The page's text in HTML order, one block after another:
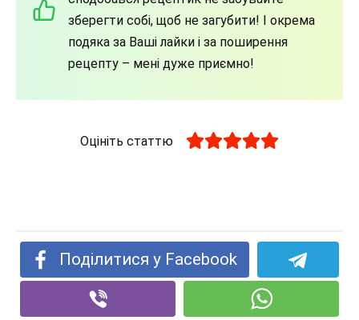
зберегти собі, щоб не загубити! І окрема
подяка за Ваші лайки і за поширення
рецепту – мені дуже приємно!
Оцініть статтю
Поділитися у Facebook